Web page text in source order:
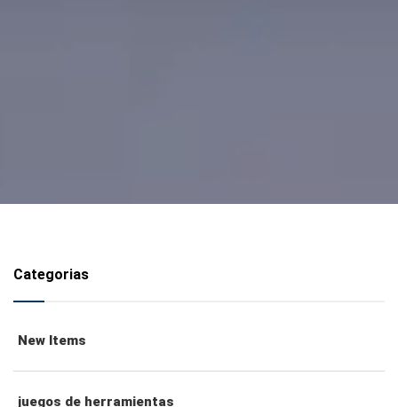
Categorias
New Items
juegos de herramientas